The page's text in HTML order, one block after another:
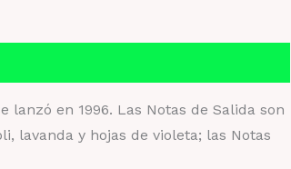
lanzó en 1996. Las Notas de Salida son
lavanda y hojas de violeta; las Notas